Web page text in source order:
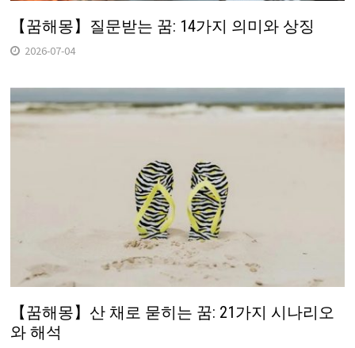
【꿈해몽】질문받는 꿈: 14가지 의미와 상징
2026-07-04
【꿈해몽】산 채로 묻히는 꿈: 21가지 시나리오
와 해석